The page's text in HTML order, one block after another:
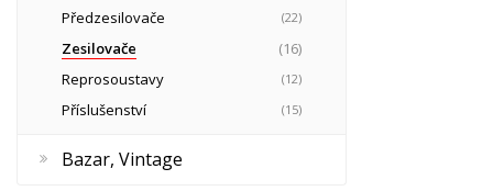
Předzesilovače (22)
Zesilovače
(16)
Reprosoustavy
(12)
Příslušenství (15)
Bazar, Vintage